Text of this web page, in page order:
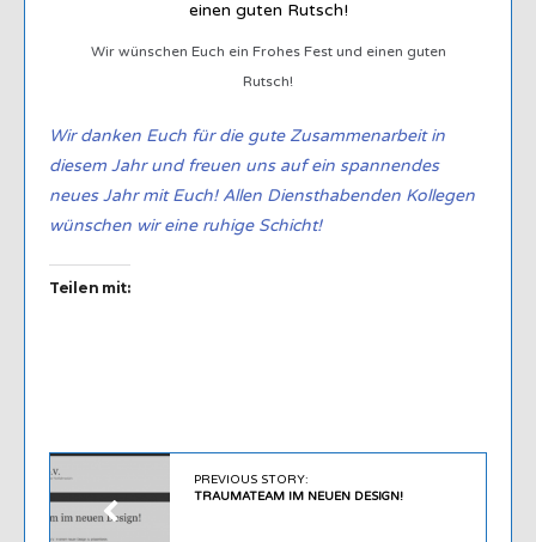
Wir wünschen Euch ein Frohes Fest und einen guten
Rutsch!
Wir danken Euch für die gute Zusammenarbeit in
diesem Jahr und freuen uns auf ein spannendes
neues Jahr mit Euch! Allen Diensthabenden Kollegen
wünschen wir eine ruhige Schicht!
Teilen mit:
PREVIOUS STORY:
TRAUMATEAM IM NEUEN DESIGN!